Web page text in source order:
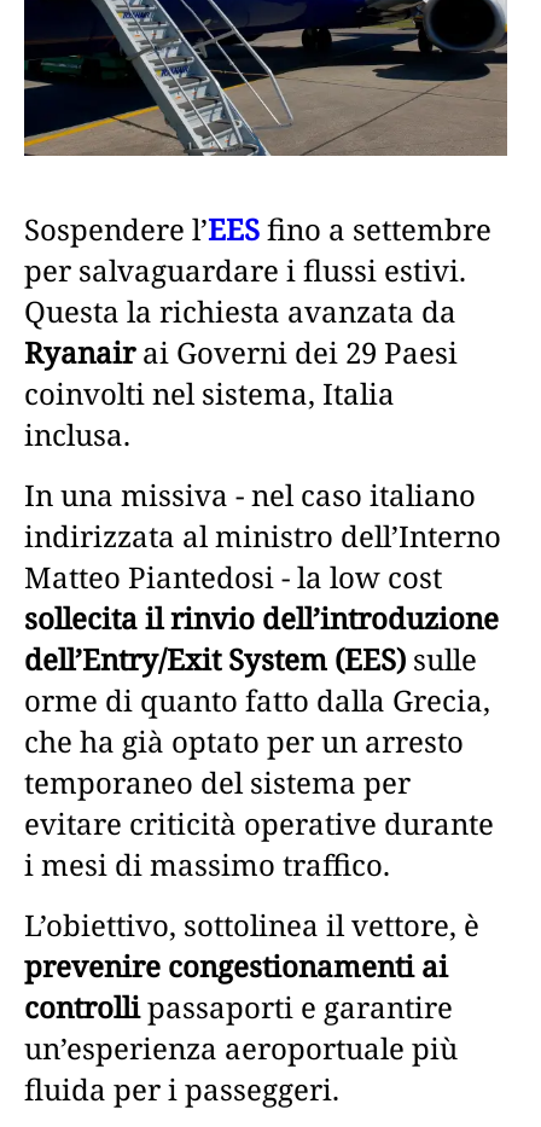
Sospendere l’EESfino a settembre
per salvaguardare i flussi estivi.
Questa la richiesta avanzata da
Ryanairai Governi dei 29 Paesi
coinvolti nel sistema, Italia
inclusa.
In una missiva - nel caso italiano
indirizzata al ministro dell’Interno
Matteo Piantedosi - la low cost
sollecita il rinvio dell’introduzione
dell’Entry/Exit System (EES) sulle
orme di quanto fatto dalla Grecia,
che ha già optato per un arresto
temporaneo del sistema per
evitare criticità operative durante
i mesi di massimo traffico.
L’obiettivo, sottolinea il vettore, è
prevenire congestionamenti ai
controllipassaporti e garantire
un’esperienza aeroportuale più
fluida per i passeggeri.